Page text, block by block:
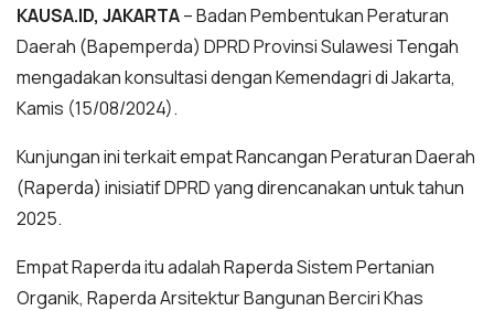
KAUSA.ID, JAKARTA– Badan Pembentukan Peraturan
Daerah (Bapemperda) DPRD Provinsi Sulawesi Tengah
mengadakan konsultasi dengan Kemendagri di Jakarta,
Kamis (15/08/2024).
Kunjungan ini terkait empat Rancangan Peraturan Daerah
(Raperda) inisiatif DPRD yang direncanakan untuk tahun
2025.
Empat Raperda itu adalah Raperda Sistem Pertanian
Organik, Raperda Arsitektur Bangunan Berciri Khas